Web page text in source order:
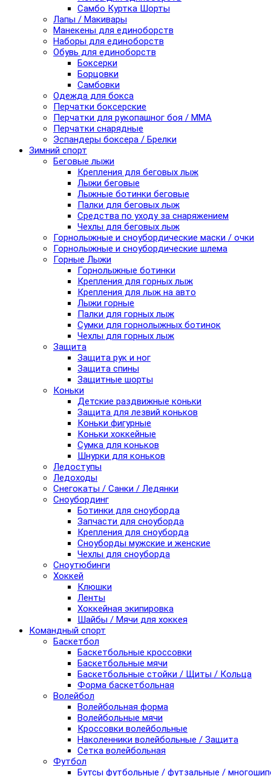
Самбо Куртка Шорты
Лапы / Макивары
Манекены для единоборств
Наборы для единоборств
Обувь для единоборств
Боксерки
Борцовки
Самбовки
Одежда для бокса
Перчатки боксерские
Перчатки для рукопашног боя / ММА
Перчатки снарядные
Эспандеры боксера / Брелки
Зимний спорт
Беговые лыжи
Крепления для беговых лыж
Лыжи беговые
Лыжные ботинки беговые
Палки для беговых лыж
Средства по уходу за снаряжением
Чехлы для беговых лыж
Горнолыжные и сноубордические маски / очки
Горнолыжные и сноубордические шлема
Горные Лыжи
Горнолыжные ботинки
Крепления для горных лыж
Крепления для лыж на авто
Лыжи горные
Палки для горных лыж
Сумки для горнолыжных ботинок
Чехлы для горных лыж
Защита
Защита рук и ног
Защита спины
Защитные шорты
Коньки
Детские раздвижные коньки
Защита для лезвий коньков
Коньки фигурные
Коньки хоккейные
Сумка для коньков
Шнурки для коньков
Ледоступы
Ледоходы
Снегокаты / Санки / Ледянки
Сноубординг
Ботинки для сноуборда
Запчасти для сноуборда
Крепления для сноуборда
Сноуборды мужские и женские
Чехлы для сноуборда
Сноутюбинги
Хоккей
Клюшки
Ленты
Хоккейная экипировка
Шайбы / Мячи для хоккея
Командный спорт
Баскетбол
Баскетбольные кроссовки
Баскетбольные мячи
Баскетбольные стойки / Щиты / Кольца
Форма баскетбольная
Волейбол
Волейбольная форма
Волейбольные мячи
Кроссовки волейбольные
Наколенники волейбольные / Защита
Сетка волейбольная
Футбол
Бутсы футбольные / футзальные /